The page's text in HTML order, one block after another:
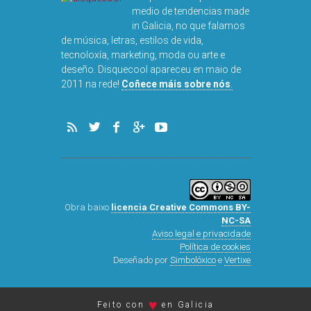
medio de tendencias made
in Galicia, no que falamos
de música, letras, estilos de vida,
tecnoloxía, marketing, moda ou arte e
deseño. Disquecool apareceu en maio de
2011 na rede! Coñece máis sobre nós
Obra baixo licencia Creative Commons BY-
NC-SA
Aviso legal e privacidade
Política de cookies
Deseñado por Simbolóxicoe Vertixe
Feito con ♥ en Galicia